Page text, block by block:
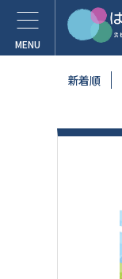
新着順